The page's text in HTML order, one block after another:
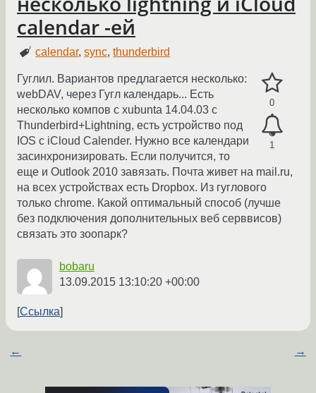
calendar -ей
calendar,sync,thunderbird
0
1
Гуглил. Вариантов предлагается несколько:
webDAV, через Гугл календарь... Есть
несколько компов с xubunta 14.04.03 c
Thunderbird+Lightning, есть устройство под
IOS с iCloud Calender. Нужно все календари
засинхронизировать. Если получится, то
еще и Outlook 2010 завязать. Почта живет на mail.ru,
на всех устройствах есть Dropbox. Из гуглового
только chrome. Какой оптимальный способ (лучше
без подключения дополнительных веб серввисов)
связать это зоопарк?
bobaru
13.09.2015 13:10:20 +00:00
Ссылка
← →